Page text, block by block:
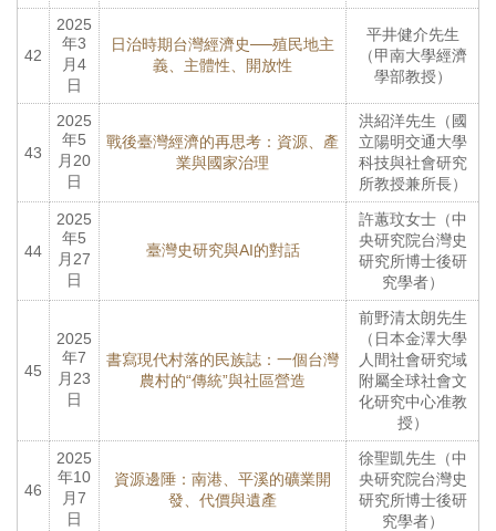
42
2025
年3
月4
日
日治時期台灣經濟史──殖民地主
義、主體性、開放性
平井健介先生
（甲南大學經濟
學部教授）
43
2025
年5
月20
日
戰後臺灣經濟的再思考：資源、產
業與國家治理
洪紹洋先生（國
立陽明交通大學
科技與社會研究
所教授兼所長）
44
2025
年5
月27
日
臺灣史研究與AI的對話
許蕙玟女士（中
央研究院台灣史
研究所博士後研
究學者）
45
2025
年7
月23
日
書寫現代村落的民族誌：一個台灣
農村的“傳統”與社區營造
前野清太朗先生
（日本金澤大學
人間社會研究域
附屬全球社會文
化研究中心准教
授）
46
2025
年10
月7
日
資源邊陲：南港、平溪的礦業開
發、代價與遺產
徐聖凱先生（中
央研究院台灣史
研究所博士後研
究學者）